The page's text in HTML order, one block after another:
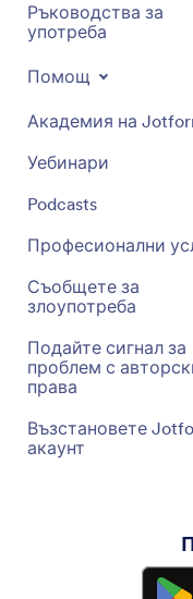
Ръководства за
употреба
Помощ
Академия на
Уебинари
Podcasts
Професионални
Съобщете за
злоупотреба
Подайте сигнал за
проблем с
права
Възстановете
акаунт